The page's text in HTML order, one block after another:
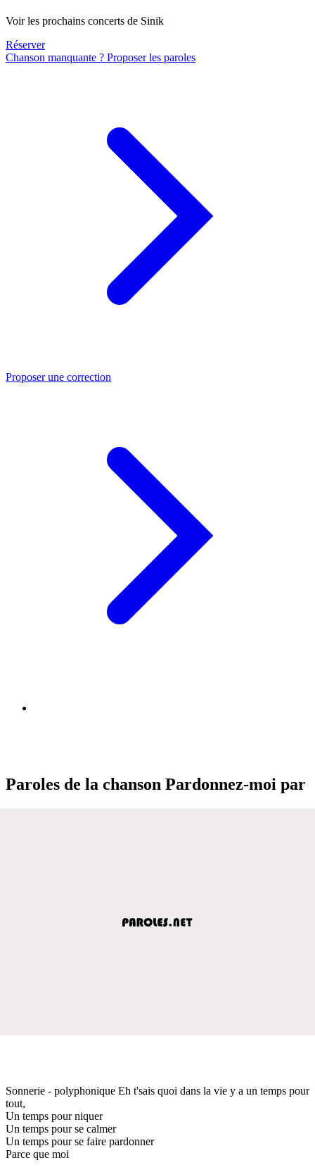
Voir les prochains concerts de Sinik
Réserver
Chanson manquante ? Proposer les paroles
Proposer une correction
Paroles de la chanson Pardonnez-moi par
Sonnerie - polyphonique Eh t'sais quoi dans la vie y a un temps pour
tout,
Un temps pour niquer
Un temps pour se calmer
Un temps pour se faire pardonner
Parce que moi